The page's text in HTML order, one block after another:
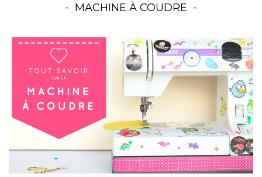
MACHINE À COUDRE